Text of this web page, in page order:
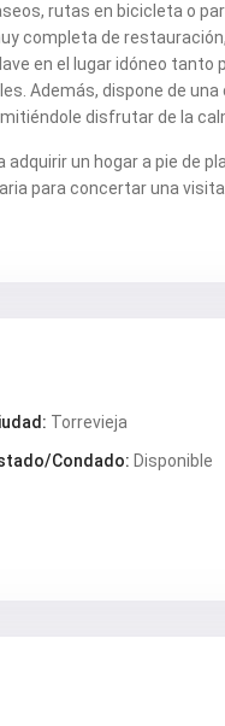
rutas en bicicleta o
completa de
en el lugar idóneo tanto
Además, dispone de
disfrutar de la
un hogar a pie de
para concertar una
Torrevieja
Condado: Disponible